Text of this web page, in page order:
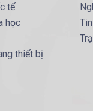
tế
học
thiết bị